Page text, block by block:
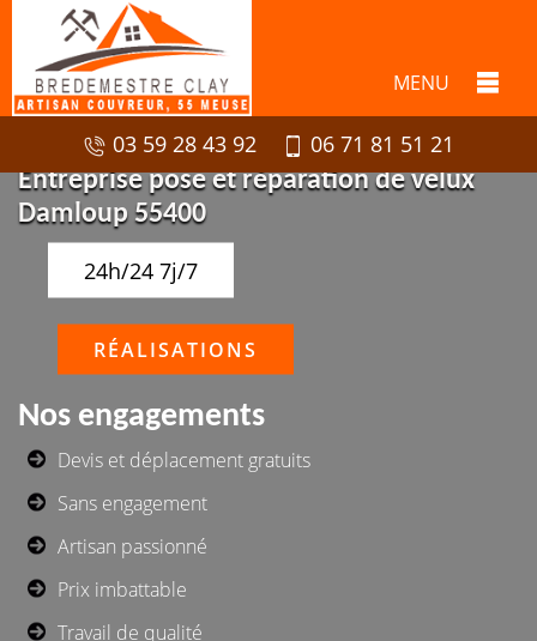
MENU
03 59 28 43 92
06 71 81 51 21
Entreprise pose et réparation de velux
Damloup 55400
24h/24 7j/7
RÉALISATIONS
Nos engagements
Devis et déplacement gratuits
Sans engagement
Artisan passionné
Prix imbattable
Travail de qualité